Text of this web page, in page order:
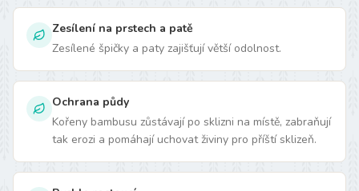
Zesílení na prstech a patě
Zesílené špičky a paty zajišťují větší odolnost.
Ochrana půdy
Kořeny bambusu zůstávají po sklizni na místě, zabraňují
tak erozi a pomáhají uchovat živiny pro příští sklizeň.